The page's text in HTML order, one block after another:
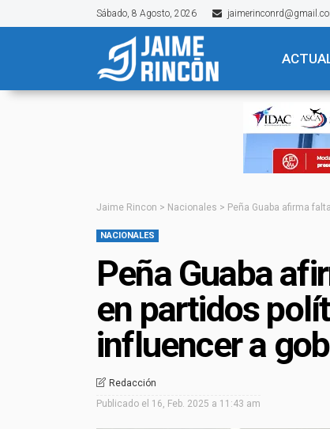
Sábado, 8 Agosto, 2026
Jaime Rincon > Nacionales > Peña Guaba afirma
NACIONALES
Peña Guaba
en partidos
influencer a
Redacción
Publicado el 16, Feb. 2025 a 11:43 am